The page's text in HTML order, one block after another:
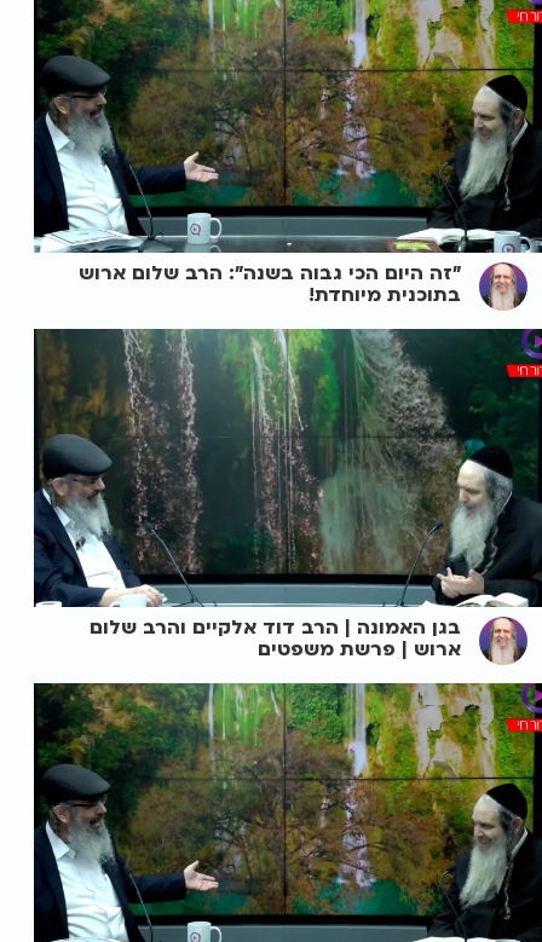
"זה היום הכי גבוה בשנה": הרב שלום ארוש
בתוכנית מיוחדת!
בגן האמונה | הרב דוד אלקיים והרב שלום
ארוש | פרשת משפטים